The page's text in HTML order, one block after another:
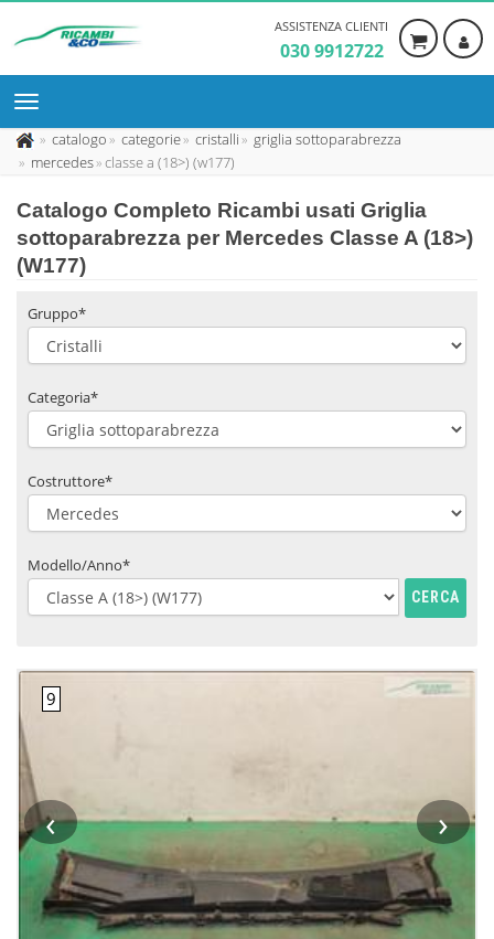
ASSISTENZA CLIENTI
030 9912722
catalogo categorie cristalli
griglia sottoparabrezza
mercedes classe a (18>) (w177)
Catalogo Completo Ricambi usati Griglia
sottoparabrezza per Mercedes Classe A (18>)
(W177)
Gruppo*
Categoria*
Costruttore*
Modello/Anno*
CERCA
‹ ›